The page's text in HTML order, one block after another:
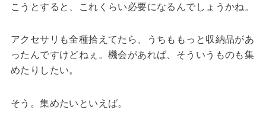
こうとすると、これくらい必要になるんでしょうかね。
アクセサリも全種拾えてたら、うちももっと収納品があ
ったんですけどねぇ。機会があれば、そういうものも集
めたりしたい。
そう。集めたいといえば。